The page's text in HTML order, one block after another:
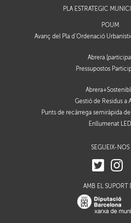
PLA ESTRATÈGIC
POUM
Avanç del Pla d’Ordenació
Abrera [participa
Pressupostos
Gestió de Residus a
Punts de recàrrega semiràpida
Enllumenat LED
SEGUEIX-NOS
AMB EL SUPORT